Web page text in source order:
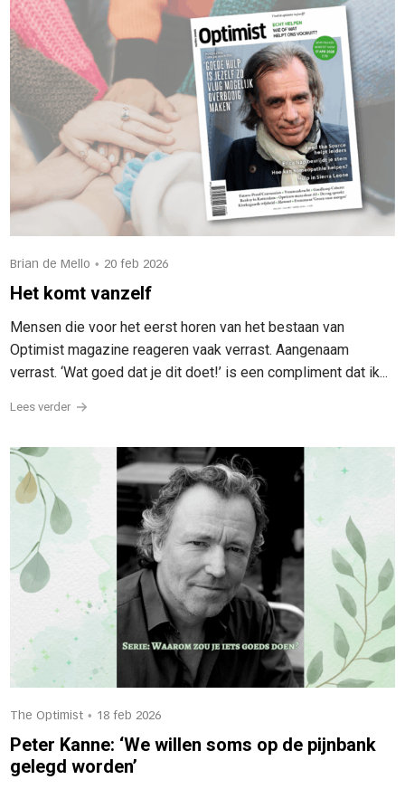
Brian de Mello • 20 feb 2026
Het komt vanzelf
Mensen die voor het eerst horen van het bestaan van
Optimist magazine reageren vaak verrast. Aangenaam
verrast. ‘Wat goed dat je dit doet!’ is een compliment dat ik...
Lees verder
The Optimist • 18 feb 2026
Peter Kanne: ‘We willen soms op de pijnbank
gelegd worden’